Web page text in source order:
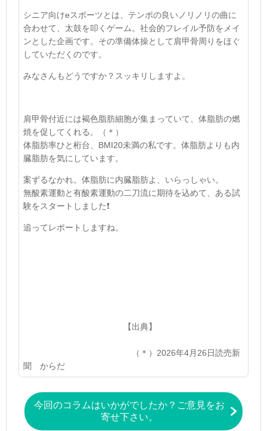
シニア向けeスポーツとは、テンポの良いノリノリの曲に
合わせて、太鼓を叩くゲーム。社会的フレイル予防をメイ
ンとした企画です。その準備体操として肩甲骨周りをほぐ
していただくのです。
みなさんもどうですか？スッキリしますよ。
肩甲骨付近には褐色脂肪細胞が集まっていて、体脂肪の燃
焼を促してくれる。
（＊）
体脂肪率ひと桁台、 BMI20未満の私です。体脂肪よりも内
臓脂肪を気にしています。
案ずるなかれ。体脂肪に内臓脂肪よ、いらっしゃい。
無酸素運動と有酸素運動の二刀流に期待を込めて、ある試
験をスタートしました❗
追ってレポートしますね。
【出典】
（＊）2026年4月 26日読売新
聞 からだ
今回のコラムはいかがでしたか？ご意見をお
寄せ下さい。